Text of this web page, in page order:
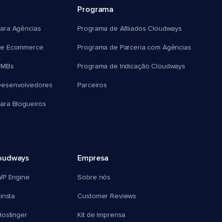
Agências
Ecommerce
Blogueiros
Programa
Programa de Afiliados Cloudways
Programa de Parceria com Agências
Programa de Indicação Cloudways
Parceiros
Engine
Empresa
Sobre nós
Customer Reviews
Kit de Imprensa